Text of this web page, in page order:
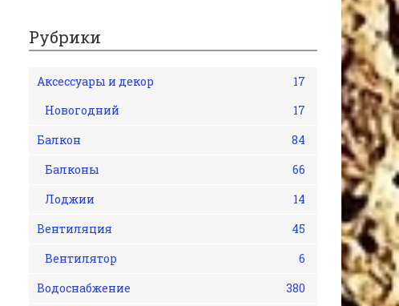
Рубрики
Аксессуары и декор
17
Новогодний
17
Балкон
84
Балконы
66
Лоджии
14
Вентиляция
45
Вентилятор
6
Водоснабжение
380